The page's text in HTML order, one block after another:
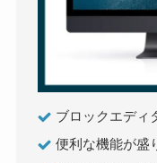
ブロックエディ
便利な機能が盛